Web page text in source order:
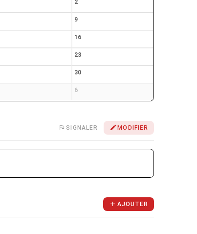
2
9
16
23
30
6
SIGNALER MODIFIER
AJOUTER